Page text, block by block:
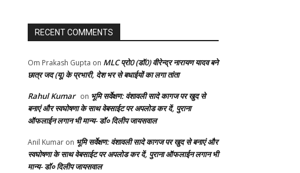
RECENT COMMENTS
Om Prakash Gupta on MLC प्रो0 (डॉ0) वीरेन्द्र नारायण यादव बने
छात्र जद (यू) के प्रभारी, देश भर से बधाईयों का लगा तांता
Rahul Kumar on भूमि सर्वेक्षण: वंशावली सादे कागज पर खुद से
बनाएं और स्वघोषणा के साथ वेबसाईट पर अपलोड कर दें, पुराना
ऑफलाईन लगान भी मान्य- डॉ० दिलीप जायसवाल
Anil Kumar on भूमि सर्वेक्षण: वंशावली सादे कागज पर खुद से बनाएं और
स्वघोषणा के साथ वेबसाईट पर अपलोड कर दें, पुराना ऑफलाईन लगान भी
मान्य- डॉ० दिलीप जायसवाल